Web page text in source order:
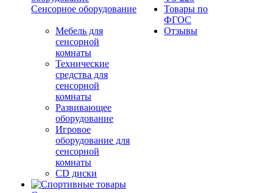
Сенсорное оборудование
Мебель для
сенсорной
комнаты
Технические
средства для
сенсорной
комнаты
Развивающее
оборудование
Игровое
оборудование для
сенсорной
комнаты
CD диски
Товары по
ФГОС
Отзывы